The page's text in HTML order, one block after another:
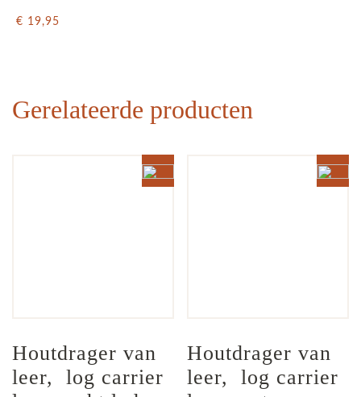
€ 19,95
Gerelateerde producten
Houtdrager van
leer,  log carrier
Houtdrager van
leer,  log carrier